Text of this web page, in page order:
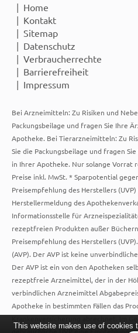
Home
Kontakt
Sitemap
Datenschutz
Verbraucherrechte
Barrierefreiheit
Impressum
Bei Arzneimitteln: Zu Risiken und
Packungsbeilage und fragen Sie Ihre
Apotheke. Bei Tierarzneimitteln: Zu
Sie die Packungsbeilage und fragen
in Ihrer Apotheke. Nur solange Vorrat
Preise inkl. MwSt. * Sparpotential
Preisempfehlung des Herstellers
Herstellermeldung des
Informationsstelle für
rezeptfreien Produkten außer
Preisempfehlung des Herstellers
(AVP). Der AVP ist keine
Der AVP ist ein von den Apotheken
rezeptfreie Arzneimittel, der in der
verbindlichen Arzneimittel
Apotheke in bestimmten Fällen das
gebräuchliche UVP eine Empfehlung
This website makes use of cookies